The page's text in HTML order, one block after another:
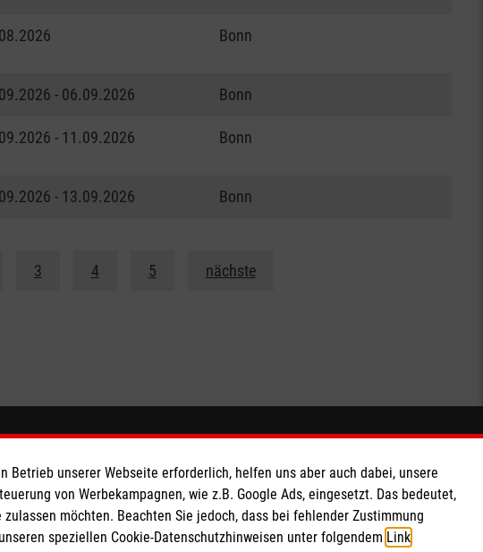
Bonn
- 06.09.2026 Bonn
- 11.09.2026 Bonn
- 13.09.2026 Bonn
3 4 5 nächste
unserer Webseite erforderlich, helfen uns aber auch dabei, unsere
von Werbekampagnen, wie z.B. Google Ads, eingesetzt. Das bedeutet,
möchten. Beachten Sie jedoch, dass bei fehlender Zustimmung
speziellen Cookie-Datenschutzhinweisen unter folgendem Link